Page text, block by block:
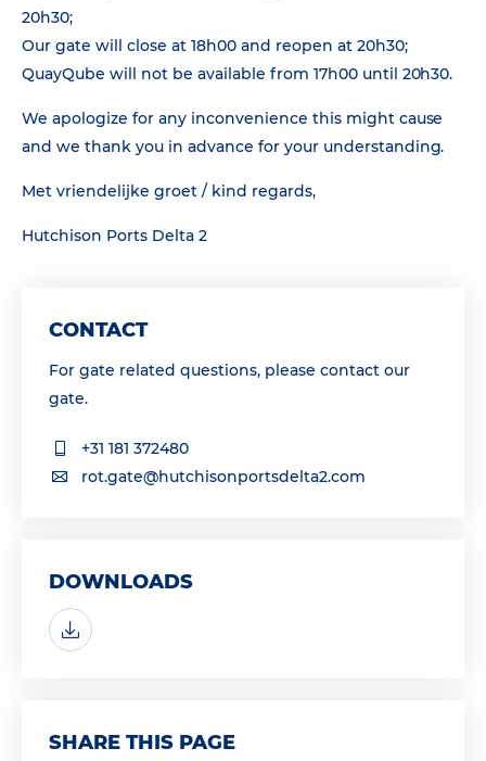
20h30;
Our gate will close at 18h00 and reopen at 20h30;
QuayQube will not be available from 17h00 until 20h30.
We apologize for any inconvenience this might cause
and we thank you in advance for your understanding.
Met vriendelijke groet / kind regards,
Hutchison Ports Delta 2
CONTACT
For gate related questions, please contact our
gate.
+31 181 372480
rot.gate@hutchisonportsdelta2.com
DOWNLOADS
SHARE THIS PAGE